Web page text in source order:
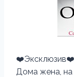
❤️Эксклюзив❤️
Дома жена, на